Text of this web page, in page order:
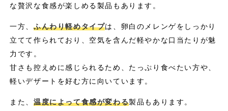
な贅沢な食感が楽しめる製品もあります。
一方、 ふんわり軽めタイプは、卵白のメレンゲをしっかり
立てて作られており、空気を含んだ軽やかな口当たりが魅
力です。
甘さも控えめに感じられるため、たっぷり食べたい方や、
軽いデザートを好む方に向いています。
また、 温度によって食感が変わる製品もあります。